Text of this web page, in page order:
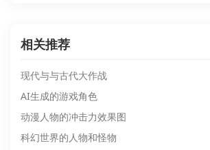
相关推荐
现代与与古代大作战
AI生成的游戏角色
动漫人物的冲击力效果图
科幻世界的人物和怪物